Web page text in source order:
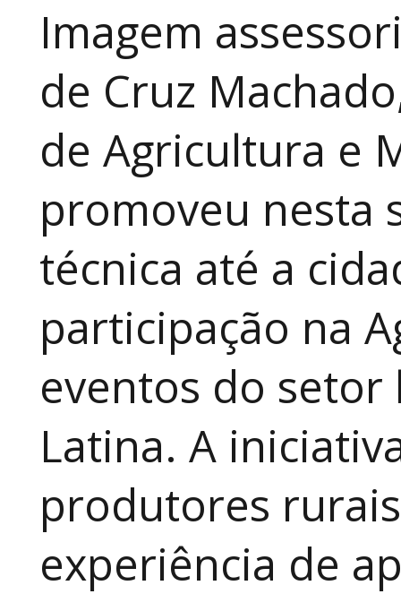
Imagem
de Cruz
de Agricultura e
promoveu nesta
técnica até a
participação na
eventos do
Latina. A
produtores
experiência de